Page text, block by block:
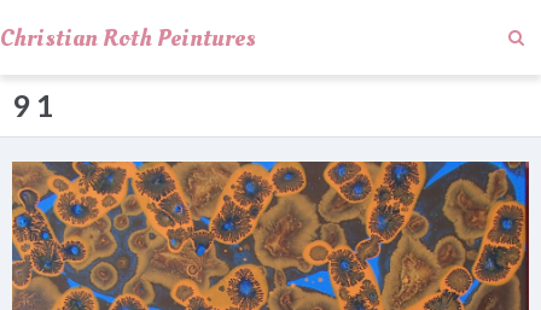
Christian Roth Peintures
9 1